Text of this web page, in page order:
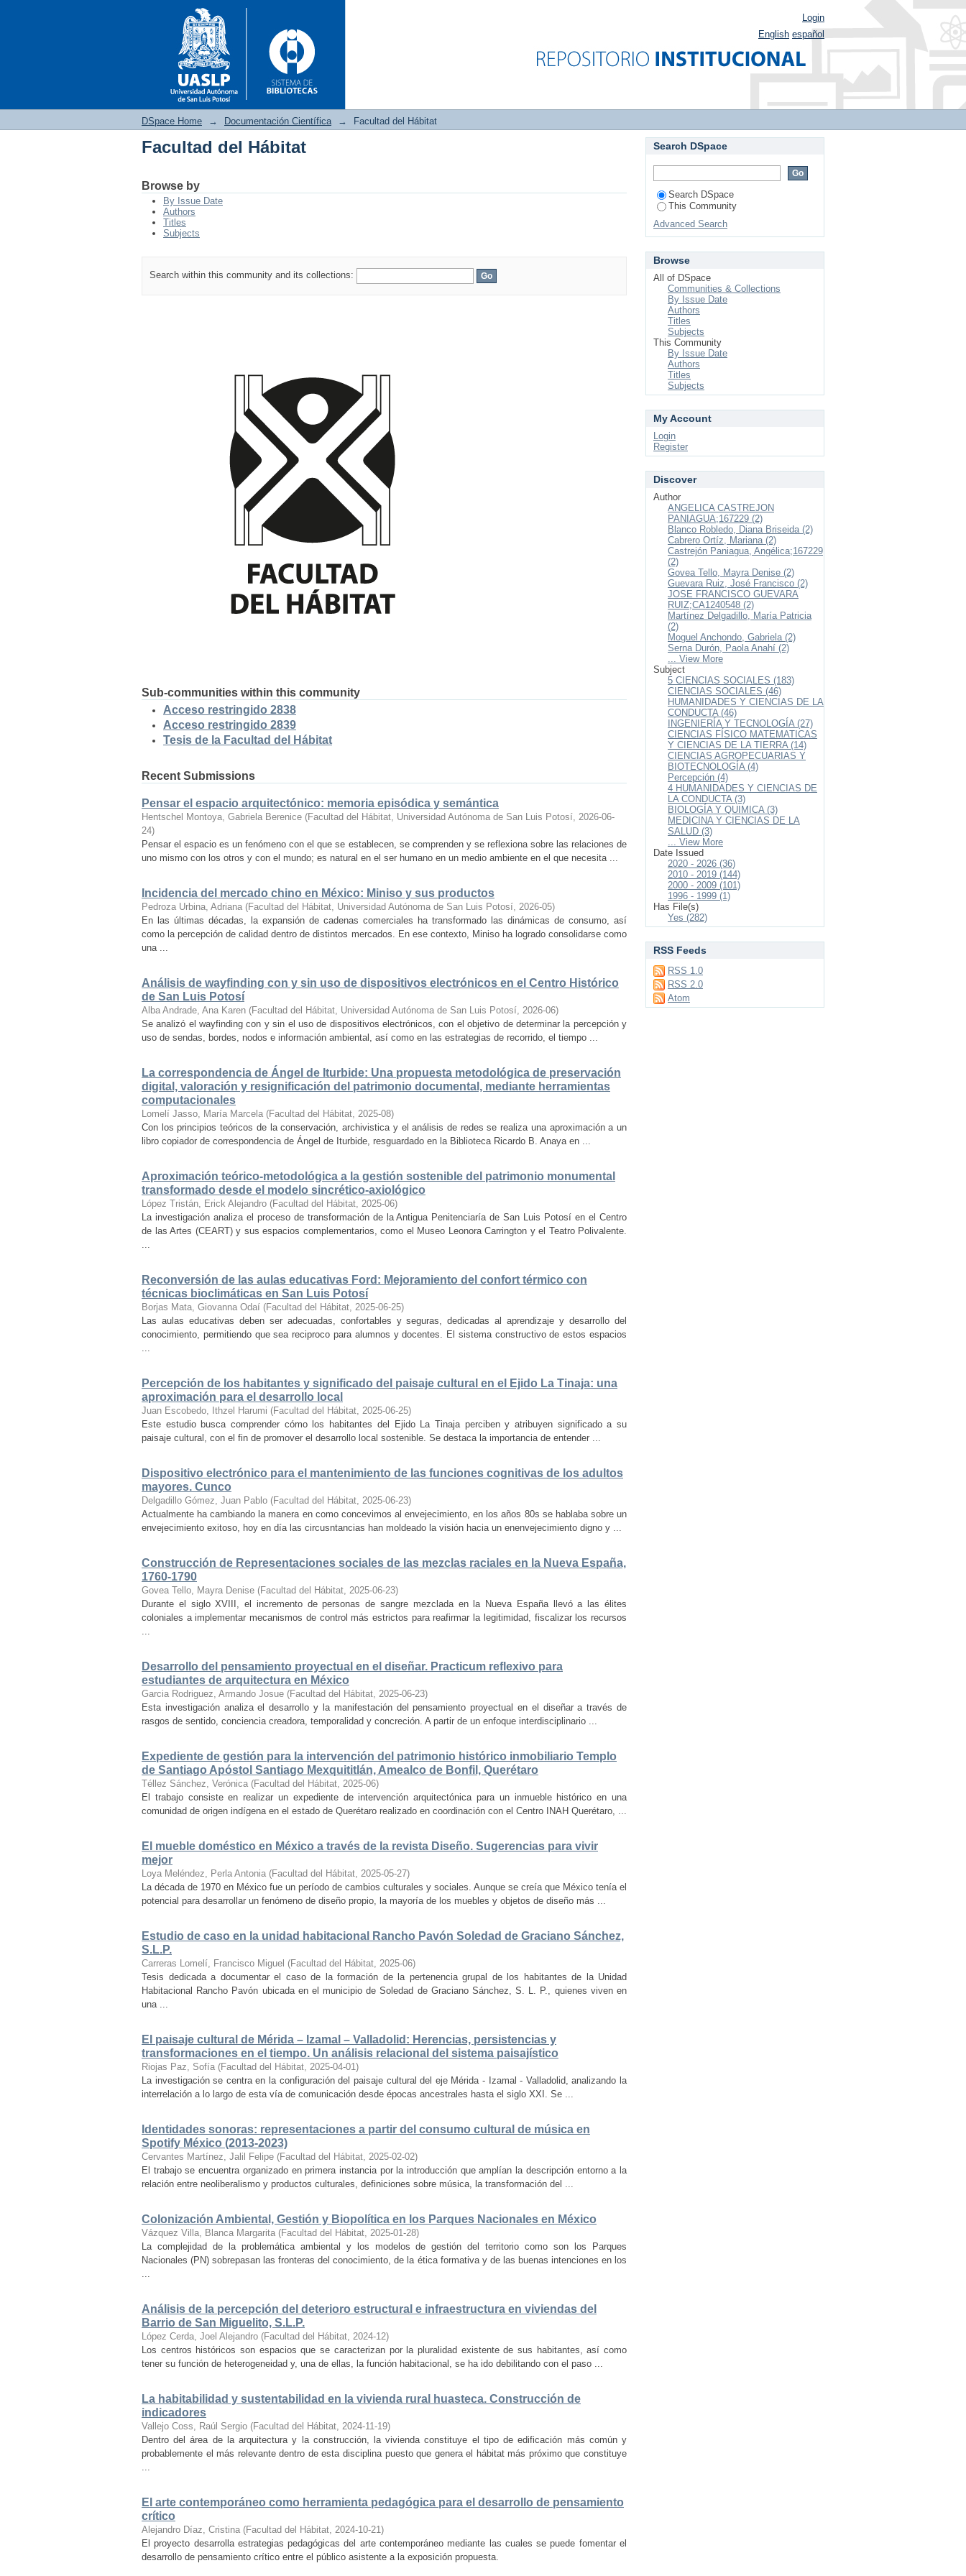
Login
English español
DSpace Home → Documentación Científica → Facultad del Hábitat
Facultad del Hábitat
Browse by
By Issue Date
Authors
Titles
Subjects
Search within this community and its collections:
Sub-communities within this community
Acceso restringido 2838
Acceso restringido 2839
Tesis de la Facultad del Hábitat
Recent Submissions
Pensar el espacio arquitectónico: memoria episódica y semántica
Hentschel Montoya, Gabriela Berenice (Facultad del Hábitat, Universidad Autónoma de San Luis Potosí, 2026-06-
24)
Pensar el espacio es un fenómeno con el que se establecen, se comprenden y se reflexiona sobre las relaciones de
uno mismo con los otros y con el mundo; es natural en el ser humano en un medio ambiente en el que necesita ...
Incidencia del mercado chino en México: Miniso y sus productos
Pedroza Urbina, Adriana (Facultad del Hábitat, Universidad Autónoma de San Luis Potosí, 2026-05)
En las últimas décadas, la expansión de cadenas comerciales ha transformado las dinámicas de consumo, así
como la percepción de calidad dentro de distintos mercados. En ese contexto, Miniso ha logrado consolidarse como
una ...
Análisis de wayfinding con y sin uso de dispositivos electrónicos en el Centro Histórico
de San Luis Potosí
Alba Andrade, Ana Karen (Facultad del Hábitat, Universidad Autónoma de San Luis Potosí, 2026-06)
Se analizó el wayfinding con y sin el uso de dispositivos electrónicos, con el objetivo de determinar la percepción y
uso de sendas, bordes, nodos e información ambiental, así como en las estrategias de recorrido, el tiempo ...
La correspondencia de Ángel de Iturbide: Una propuesta metodológica de preservación
digital, valoración y resignificación del patrimonio documental, mediante herramientas
computacionales
Lomelí Jasso, María Marcela (Facultad del Hábitat, 2025-08)
Con los principios teóricos de la conservación, archivistica y el análisis de redes se realiza una aproximación a un
libro copiador de correspondencia de Ángel de Iturbide, resguardado en la Biblioteca Ricardo B. Anaya en ...
Aproximación teórico-metodológica a la gestión sostenible del patrimonio monumental
transformado desde el modelo sincrético-axiológico
López Tristán, Erick Alejandro (Facultad del Hábitat, 2025-06)
La investigación analiza el proceso de transformación de la Antigua Penitenciaría de San Luis Potosí en el Centro
de las Artes (CEART) y sus espacios complementarios, como el Museo Leonora Carrington y el Teatro Polivalente.
...
Reconversión de las aulas educativas Ford: Mejoramiento del confort térmico con
técnicas bioclimáticas en San Luis Potosí
Borjas Mata, Giovanna Odaí (Facultad del Hábitat, 2025-06-25)
Las aulas educativas deben ser adecuadas, confortables y seguras, dedicadas al aprendizaje y desarrollo del
conocimiento, permitiendo que sea reciproco para alumnos y docentes. El sistema constructivo de estos espacios
...
Percepción de los habitantes y significado del paisaje cultural en el Ejido La Tinaja: una
aproximación para el desarrollo local
Juan Escobedo, Ithzel Harumi (Facultad del Hábitat, 2025-06-25)
Este estudio busca comprender cómo los habitantes del Ejido La Tinaja perciben y atribuyen significado a su
paisaje cultural, con el fin de promover el desarrollo local sostenible. Se destaca la importancia de entender ...
Dispositivo electrónico para el mantenimiento de las funciones cognitivas de los adultos
mayores. Cunco
Delgadillo Gómez, Juan Pablo (Facultad del Hábitat, 2025-06-23)
Actualmente ha cambiando la manera en como concevimos al envejecimiento, en los años 80s se hablaba sobre un
envejecimiento exitoso, hoy en día las circusntancias han moldeado la visión hacia un enenvejecimiento digno y ...
Construcción de Representaciones sociales de las mezclas raciales en la Nueva España,
1760-1790
Govea Tello, Mayra Denise (Facultad del Hábitat, 2025-06-23)
Durante el siglo XVIII, el incremento de personas de sangre mezclada en la Nueva España llevó a las élites
coloniales a implementar mecanismos de control más estrictos para reafirmar la legitimidad, fiscalizar los recursos
...
Desarrollo del pensamiento proyectual en el diseñar. Practicum reflexivo para
estudiantes de arquitectura en México
Garcia Rodriguez, Armando Josue (Facultad del Hábitat, 2025-06-23)
Esta investigación analiza el desarrollo y la manifestación del pensamiento proyectual en el diseñar a través de
rasgos de sentido, conciencia creadora, temporalidad y concreción. A partir de un enfoque interdisciplinario ...
Expediente de gestión para la intervención del patrimonio histórico inmobiliario Templo
de Santiago Apóstol Santiago Mexquititlán, Amealco de Bonfil, Querétaro
Téllez Sánchez, Verónica (Facultad del Hábitat, 2025-06)
El trabajo consiste en realizar un expediente de intervención arquitectónica para un inmueble histórico en una
comunidad de origen indígena en el estado de Querétaro realizado en coordinación con el Centro INAH Querétaro, ...
El mueble doméstico en México a través de la revista Diseño. Sugerencias para vivir
mejor
Loya Meléndez, Perla Antonia (Facultad del Hábitat, 2025-05-27)
La década de 1970 en México fue un período de cambios culturales y sociales. Aunque se creía que México tenía el
potencial para desarrollar un fenómeno de diseño propio, la mayoría de los muebles y objetos de diseño más ...
Estudio de caso en la unidad habitacional Rancho Pavón Soledad de Graciano Sánchez,
S.L.P.
Carreras Lomelí, Francisco Miguel (Facultad del Hábitat, 2025-06)
Tesis dedicada a documentar el caso de la formación de la pertenencia grupal de los habitantes de la Unidad
Habitacional Rancho Pavón ubicada en el municipio de Soledad de Graciano Sánchez, S. L. P., quienes viven en
una ...
El paisaje cultural de Mérida – Izamal – Valladolid: Herencias, persistencias y
transformaciones en el tiempo. Un análisis relacional del sistema paisajístico
Riojas Paz, Sofía (Facultad del Hábitat, 2025-04-01)
La investigación se centra en la configuración del paisaje cultural del eje Mérida - Izamal - Valladolid, analizando la
interrelación a lo largo de esta vía de comunicación desde épocas ancestrales hasta el siglo XXI. Se ...
Identidades sonoras: representaciones a partir del consumo cultural de música en
Spotify México (2013-2023)
Cervantes Martínez, Jalil Felipe (Facultad del Hábitat, 2025-02-02)
El trabajo se encuentra organizado en primera instancia por la introducción que amplían la descripción entorno a la
relación entre neoliberalismo y productos culturales, definiciones sobre música, la transformación del ...
Colonización Ambiental, Gestión y Biopolítica en los Parques Nacionales en México
Vázquez Villa, Blanca Margarita (Facultad del Hábitat, 2025-01-28)
La complejidad de la problemática ambiental y los modelos de gestión del territorio como son los Parques
Nacionales (PN) sobrepasan las fronteras del conocimiento, de la ética formativa y de las buenas intenciones en los
...
Análisis de la percepción del deterioro estructural e infraestructura en viviendas del
Barrio de San Miguelito, S.L.P.
López Cerda, Joel Alejandro (Facultad del Hábitat, 2024-12)
Los centros históricos son espacios que se caracterizan por la pluralidad existente de sus habitantes, así como
tener su función de heterogeneidad y, una de ellas, la función habitacional, se ha ido debilitando con el paso ...
La habitabilidad y sustentabilidad en la vivienda rural huasteca. Construcción de
indicadores
Vallejo Coss, Raúl Sergio (Facultad del Hábitat, 2024-11-19)
Dentro del área de la arquitectura y la construcción, la vivienda constituye el tipo de edificación más común y
probablemente el más relevante dentro de esta disciplina puesto que genera el hábitat más próximo que constituye
...
El arte contemporáneo como herramienta pedagógica para el desarrollo de pensamiento
crítico
Alejandro Díaz, Cristina (Facultad del Hábitat, 2024-10-21)
El proyecto desarrolla estrategias pedagógicas del arte contemporáneo mediante las cuales se puede fomentar el
desarrollo de pensamiento crítico entre el público asistente a la exposición propuesta.
Search DSpace
Search DSpace
This Community
Advanced Search
Browse
All of DSpace
Communities & Collections
By Issue Date
Authors
Titles
Subjects
This Community
By Issue Date
Authors
Titles
Subjects
My Account
Login
Register
Discover
Author
ANGELICA CASTREJON
PANIAGUA;167229 (2)
Blanco Robledo, Diana Briseida (2)
Cabrero Ortíz, Mariana (2)
Castrejón Paniagua, Angélica;167229
(2)
Govea Tello, Mayra Denise (2)
Guevara Ruiz, José Francisco (2)
JOSE FRANCISCO GUEVARA
RUIZ;CA1240548 (2)
Martínez Delgadillo, María Patricia
(2)
Moguel Anchondo, Gabriela (2)
Serna Durón, Paola Anahí (2)
... View More
Subject
5 CIENCIAS SOCIALES (183)
CIENCIAS SOCIALES (46)
HUMANIDADES Y CIENCIAS DE LA
CONDUCTA (46)
INGENIERÍA Y TECNOLOGÍA (27)
CIENCIAS FÍSICO MATEMATICAS
Y CIENCIAS DE LA TIERRA (14)
CIENCIAS AGROPECUARIAS Y
BIOTECNOLOGÍA (4)
Percepción (4)
4 HUMANIDADES Y CIENCIAS DE
LA CONDUCTA (3)
BIOLOGÍA Y QUIMICA (3)
MEDICINA Y CIENCIAS DE LA
SALUD (3)
... View More
Date Issued
2020 - 2026 (36)
2010 - 2019 (144)
2000 - 2009 (101)
1996 - 1999 (1)
Has File(s)
Yes (282)
RSS Feeds
RSS 1.0
RSS 2.0
Atom